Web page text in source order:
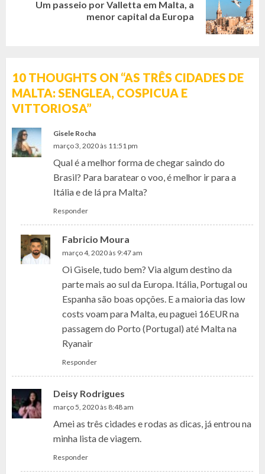
Um passeio por Valletta em Malta, a
menor capital da Europa
10 THOUGHTS ON “AS TRÊS CIDADES DE
MALTA: SENGLEA, COSPICUA E
VITTORIOSA”
Gisele Rocha
março 3, 2020 às 11:51 pm
Qual é a melhor forma de chegar saindo do
Brasil? Para baratear o voo, é melhor ir para a
Itália e de lá pra Malta?
Responder
Fabricio Moura
março 4, 2020 às 9:47 am
Oi Gisele, tudo bem? Via algum destino da
parte mais ao sul da Europa. Itália, Portugal ou
Espanha são boas opções. E a maioria das low
costs voam para Malta, eu paguei 16EUR na
passagem do Porto (Portugal) até Malta na
Ryanair
Responder
Deisy Rodrigues
março 5, 2020 às 8:48 am
Amei as três cidades e rodas as dicas, já entrou na
minha lista de viagem.
Responder